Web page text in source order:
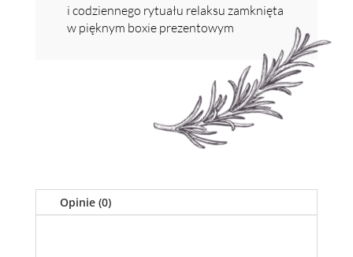
i codziennego rytuału relaksu zamknięta
w pięknym boxie prezentowym
Opinie (0)